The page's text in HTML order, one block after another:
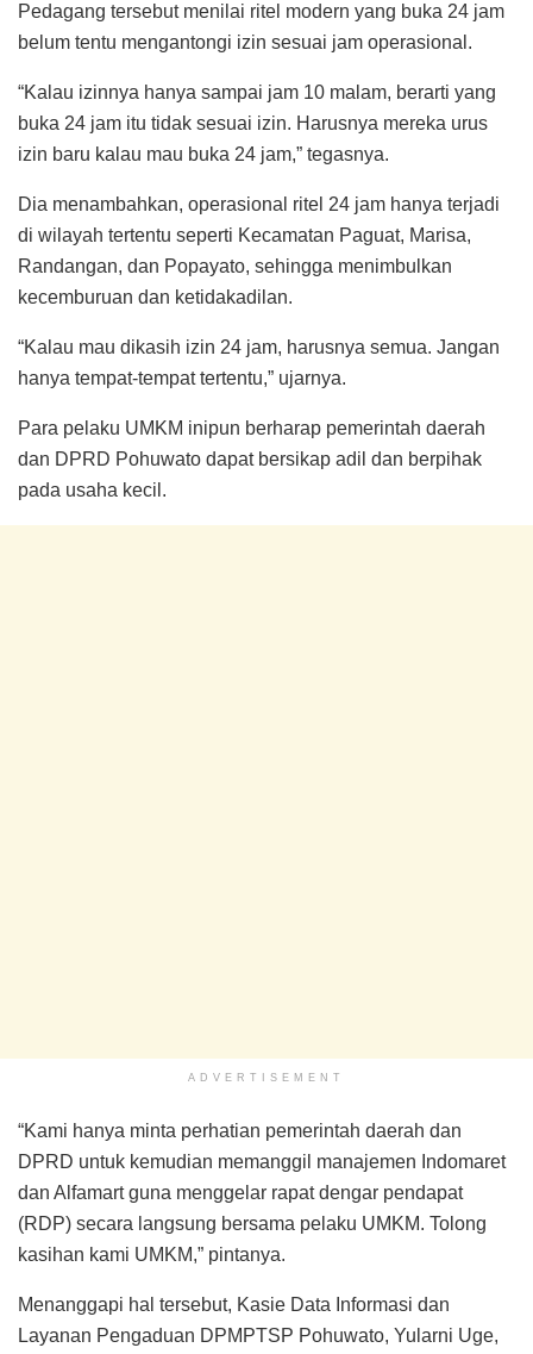
Pedagang tersebut menilai ritel modern yang buka 24 jam
belum tentu mengantongi izin sesuai jam operasional.
“Kalau izinnya hanya sampai jam 10 malam, berarti yang
buka 24 jam itu tidak sesuai izin. Harusnya mereka urus
izin baru kalau mau buka 24 jam,” tegasnya.
Dia menambahkan, operasional ritel 24 jam hanya terjadi
di wilayah tertentu seperti Kecamatan Paguat, Marisa,
Randangan, dan Popayato, sehingga menimbulkan
kecemburuan dan ketidakadilan.
“Kalau mau dikasih izin 24 jam, harusnya semua. Jangan
hanya tempat-tempat tertentu,” ujarnya.
Para pelaku UMKM inipun berharap pemerintah daerah
dan DPRD Pohuwato dapat bersikap adil dan berpihak
pada usaha kecil.
ADVERTISEMENT
“Kami hanya minta perhatian pemerintah daerah dan
DPRD untuk kemudian memanggil manajemen Indomaret
dan Alfamart guna menggelar rapat dengar pendapat
(RDP) secara langsung bersama pelaku UMKM. Tolong
kasihan kami UMKM,” pintanya.
Menanggapi hal tersebut, Kasie Data Informasi dan
Layanan Pengaduan DPMPTSP Pohuwato, Yularni Uge,